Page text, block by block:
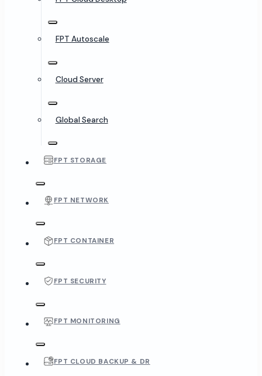
FPT Autoscale
Cloud Server
Global Search
FPT STORAGE
FPT NETWORK
FPT CONTAINER
FPT SECURITY
FPT MONITORING
FPT CLOUD BACKUP & DR